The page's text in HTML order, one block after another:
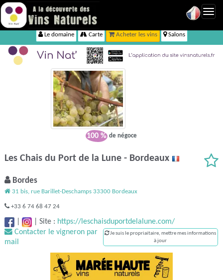
Le domaine Carte Acheter les vins Salons
100 % de négoce
Les Chais du Port de la Lune - Bordeaux
Bordes
31 bis, rue Barillet-Deschamps 33300 Bordeaux
+33 6 74 68 47 24
| |Site : https://leschaisduportdelalune.com/
Contacter le vigneron par
mail
Je suis le propriaitaire, mettre mes informations
à jour